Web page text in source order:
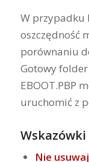
W przypadku
oszczędność
porównaniu
Gotowy folder
EBOOT.PBP
uruchomić z
Nie